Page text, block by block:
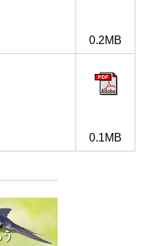
0.2MB
0.1MB